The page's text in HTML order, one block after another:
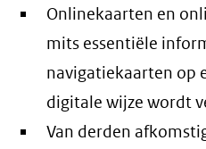
Onlinekaarten en
mits essentiële
navigatiekaarten op
digitale wijze wordt
Van derden